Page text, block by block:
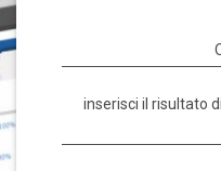
inserisci il risultato